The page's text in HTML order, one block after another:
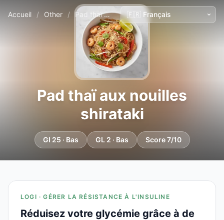
Accueil / Other / Pad thaï aux nouilles shirataki
Pad thaï aux nouilles
shirataki
GI 25 · Bas GL 2 · Bas Score 7/10
LOGI · GÉRER LA RÉSISTANCE À L'INSULINE
Réduisez votre glycémie grâce à de